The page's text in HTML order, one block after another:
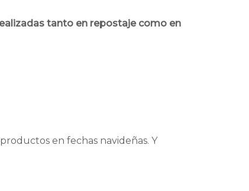
tanto en repostaje como en
en fechas navideñas. Y